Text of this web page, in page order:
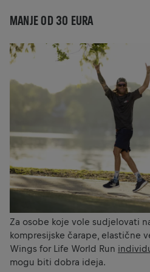
MANJE OD 30 EURA
Za osobe koje vole sudjelovati
kompresijske čarape, elastične
Wings for Life World Run
mogu biti dobra ideja.